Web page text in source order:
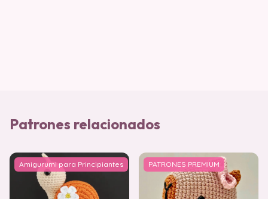
Patrones relacionados
Amigurumi para Principiantes PATRONES PREMIUM